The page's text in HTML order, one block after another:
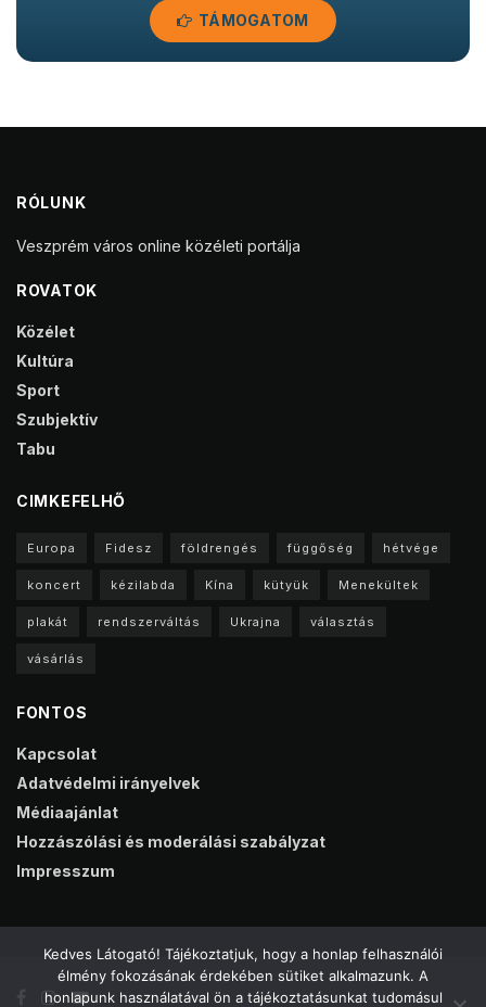
TÁMOGATOM
RÓLUNK
Veszprém város online közéleti portálja
ROVATOK
Közélet
Kultúra
Sport
Szubjektív
Tabu
CIMKEFELHŐ
Europa Fidesz földrengés függőség hétvége
koncert kézilabda Kína kütyük Menekültek
plakát rendszerváltás Ukrajna választás
vásárlás
FONTOS
Kapcsolat
Adatvédelmi irányelvek
Médiaajánlat
Hozzászólási és moderálási szabályzat
Impresszum
Kedves Látogató! Tájékoztatjuk, hogy a honlap felhasználói
élmény fokozásának érdekében sütiket alkalmazunk. A
honlapunk használatával ön a tájékoztatásunkat tudomásul